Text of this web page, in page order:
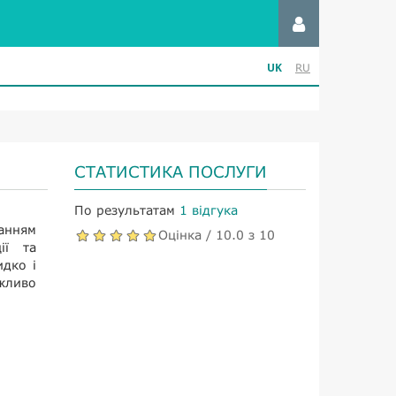
UK RU
та
і
СТАТИСТИКА ПОСЛУГИ
По результатам 1 відгука
Оцінка / 10.0 з 10